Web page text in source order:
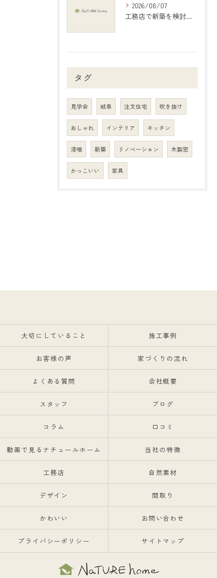
2026/08/07
工務店で新築を検討する際の岐阜県大垣市で後悔しない選び方と比較ポイント
タグ
見学会 岐阜 注文住宅 吹き抜け
おしゃれ インテリア キッチン
漆喰 新築 リノベーション 木製窓
かっこいい 家具
大切にしていること 施工事例
お客様の声 家づくりの流れ
よくある質問 会社概要
スタッフ ブログ
コラム 口コミ
動画で見るナチュールホーム 当社の特徴
工務店 自然素材
デザイン 間取り
かわいい お問い合わせ
プライバシーポリシー サイトマップ